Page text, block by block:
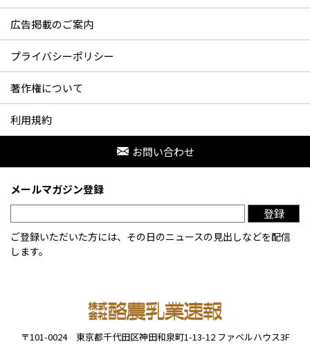
広告掲載のご案内
プライバシーポリシー
著作権について
利用規約
お問い合わせ
〒101-0024 東京都千代田区神田和泉町1-13-12 ファベルハウス3F
メールマガジン登録
登録
ご登録いただいた方には、その日のニュースの見出しなどを配信
します。